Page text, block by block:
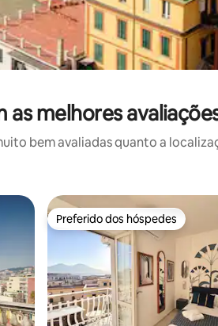
melhores
bem avaliadas quanto a
Preferido dos hóspedes
Preferido dos hóspedes